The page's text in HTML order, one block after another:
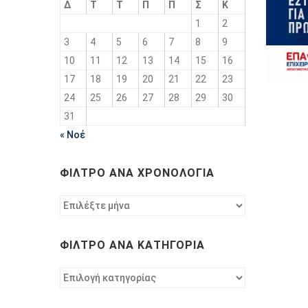
Δ Τ Τ Π Π Σ
Κ
1
2
3
4 5 6 7 8
9
10
11 12 13 14 15
16
17
18 19 20 21 22
23
24
25 26 27 28 29
30
31
« Νοέ
ΦΊΛΤΡΟ ΑΝΆ ΧΡΟΝΟΛΟΓΊΑ
Φίλτρο
ΦΊΛΤΡΟ ΑΝΆ ΚΑΤΗΓΟΡΊΑ
Φίλτρο